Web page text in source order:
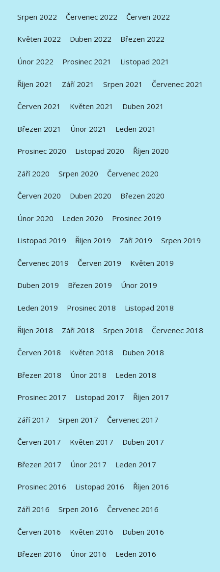
Srpen 2022 Červenec 2022 Červen 2022
Květen 2022 Duben 2022 Březen 2022
Únor 2022 Prosinec 2021 Listopad 2021
Říjen 2021 Září 2021 Srpen 2021 Červenec 2021
Červen 2021 Květen 2021 Duben 2021
Březen 2021 Únor 2021 Leden 2021
Prosinec 2020 Listopad 2020 Říjen 2020
Září 2020 Srpen 2020 Červenec 2020
Červen 2020 Duben 2020 Březen 2020
Únor 2020 Leden 2020 Prosinec 2019
Listopad 2019 Říjen 2019 Září 2019 Srpen 2019
Červenec 2019 Červen 2019 Květen 2019
Duben 2019 Březen 2019 Únor 2019
Leden 2019 Prosinec 2018 Listopad 2018
Říjen 2018 Září 2018 Srpen 2018 Červenec 2018
Červen 2018 Květen 2018 Duben 2018
Březen 2018 Únor 2018 Leden 2018
Prosinec 2017 Listopad 2017 Říjen 2017
Září 2017 Srpen 2017 Červenec 2017
Červen 2017 Květen 2017 Duben 2017
Březen 2017 Únor 2017 Leden 2017
Prosinec 2016 Listopad 2016 Říjen 2016
Září 2016 Srpen 2016 Červenec 2016
Červen 2016 Květen 2016 Duben 2016
Březen 2016 Únor 2016 Leden 2016